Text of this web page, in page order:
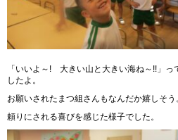
「いいよ～! 大きい山と大きい海ね～!!」っ
したよ。
お願いされたまつ組さんもなんだか嬉しそう
頼りにされる喜びを感じた様子でした。